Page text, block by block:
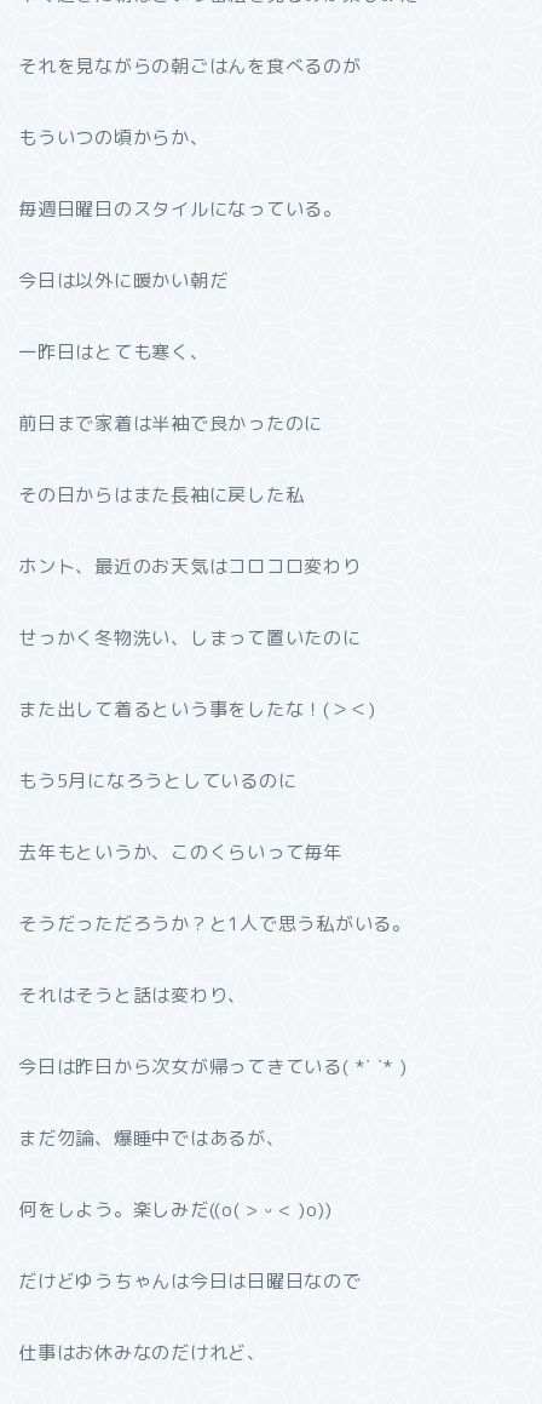
それを見ながらの朝ごはんを食べるのが
もういつの頃からか、
毎週日曜日のスタイルになっている。
今日は以外に暖かい朝だ
一昨日はとても寒く、
前日まで家着は半袖で良かったのに
その日からはまた長袖に戻した私
ホント、最近のお天気はコロコロ変わり
せっかく冬物洗い、しまって置いたのに
また出して着るという事をしたな！(＞＜)
もう5月になろうとしているのに
去年もというか、このくらいって毎年
そうだっただろうか？と1人で思う私がいる。
それはそうと話は変わり、
今日は昨日から次女が帰ってきている( *˙ ˙* )
まだ勿論、爆睡中ではあるが、
何をしよう。楽しみだ((o( > ᵕ < )o))
だけどゆうちゃんは今日は日曜日なので
仕事はお休みなのだけれど、